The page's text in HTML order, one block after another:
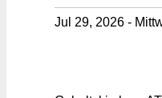
Jul 29, 2026 -